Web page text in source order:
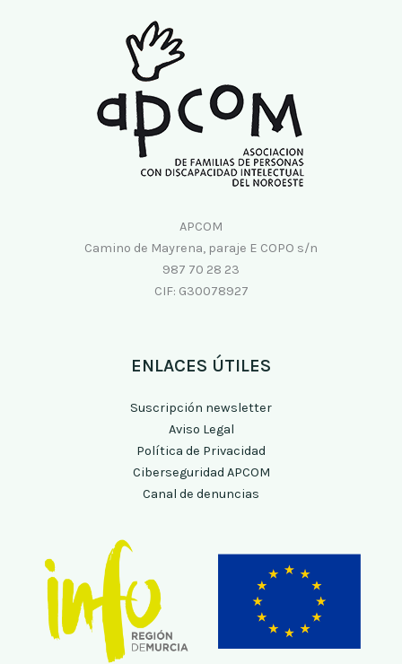
APCOM
Camino de Mayrena, paraje E COPO s/n
987 70 28 23
CIF: G30078927
ENLACES ÚTILES
Suscripción newsletter
Aviso Legal
Política de Privacidad
Ciberseguridad APCOM
Canal de denuncias